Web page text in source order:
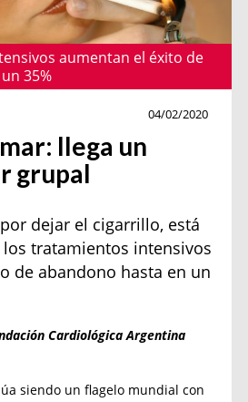
aumentan el éxito de
35%
04/02/2020
llega un
grupal
dejar el cigarrillo, está
tratamientos intensivos
de abandono hasta en un
Cardiológica Argentina
siendo un flagelo mundial con